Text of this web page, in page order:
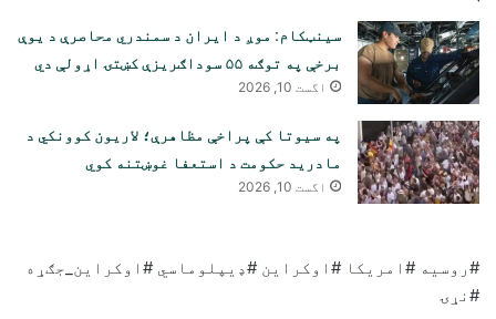
سینټکام: موږ د ایران د سمندري محاصرې د یوې
برخې په توګه ۵۵ سوداګریزې کښتۍ اړولې دي
اگست 10, 2026
په سیوتا کې پراخې مظاهرې؛ لاریون کوونکي د
مادرید حکومت د استعفا غوښتنه کوي
اگست 10, 2026
#روسیه #امریکا #اوکراین #ډیپلوماسي #اوکراین_جګړه
#نړۍ